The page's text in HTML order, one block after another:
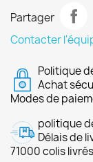
Partager
Contacter
Politique
Achat
Modes de
politique
Délais de
71000 colis